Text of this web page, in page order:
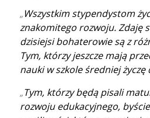
Wszystkim stypendystom
znakomitego rozwoju. Zdaję
dzisiejsi bohaterowie są z
Tym, którzy jeszcze mają
nauki w szkole średniej życzę
Tym, którzy będą pisali
rozwoju edukacyjnego,